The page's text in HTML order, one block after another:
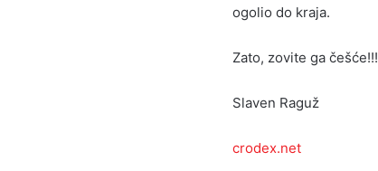
ogolio do kraja.
Zato, zovite ga češće!!!
Slaven Raguž
crodex.net